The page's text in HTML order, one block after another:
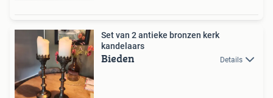
Set van 2 antieke bronzen kerk
kandelaars
Bieden Details